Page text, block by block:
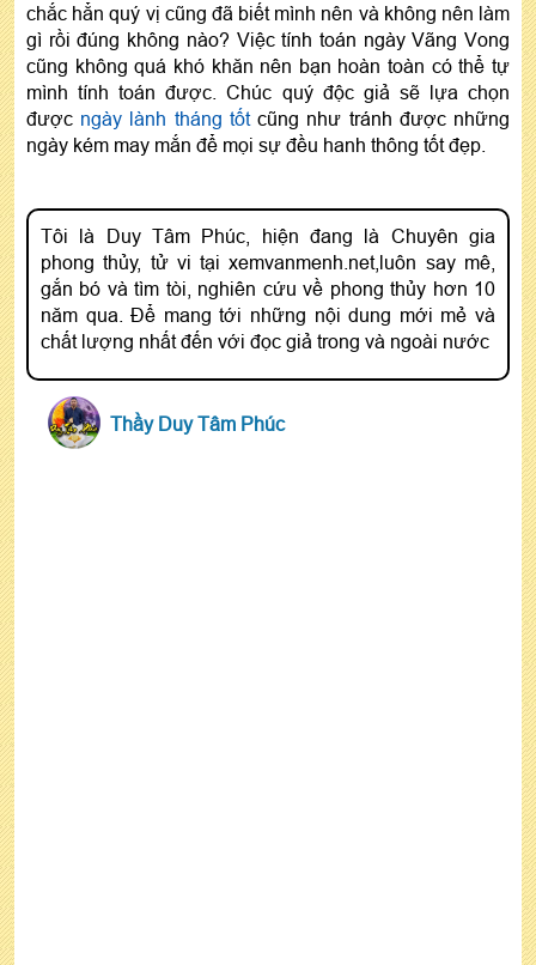
chắc hẳn quý vị cũng đã biết mình nên và không nên làm
gì rồi đúng không nào? Việc tính toán ngày Vãng Vong
cũng không quá khó khăn nên bạn hoàn toàn có thể tự
mình tính toán được. Chúc quý độc giả sẽ lựa chọn
được ngày lành tháng tốtcũng như tránh được những
ngày kém may mắn để mọi sự đều hanh thông tốt đẹp.
Tôi là Duy Tâm Phúc, hiện đang là Chuyên gia
phong thủy, tử vi tại xemvanmenh.net,luôn say mê,
gắn bó và tìm tòi, nghiên cứu về phong thủy hơn 10
năm qua. Để mang tới những nội dung mới mẻ và
chất lượng nhất đến với đọc giả trong và ngoài nước
Thầy Duy Tâm Phúc